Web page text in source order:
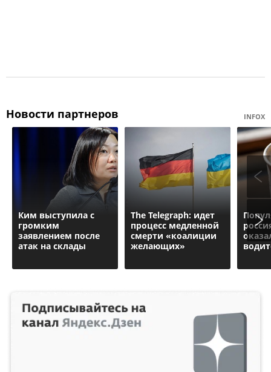
Новости партнеров INFOX
Ким выступила с
громким
заявлением после
атак на склады
The Telegraph: идет
процесс медленной
смерти «коалиции
желающих»